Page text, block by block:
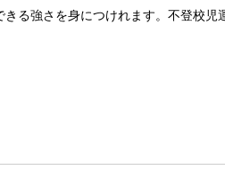
る強さを身につけれます。不登校児